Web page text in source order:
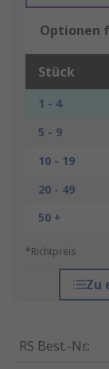
Optionen
Stück
1 - 4
5 - 9
10 - 19
20 - 49
50 +
*Richtpreis
Zu
RS Best.-Nr.: